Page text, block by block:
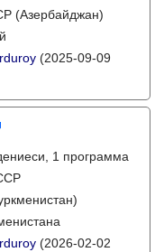
(Азербайджан)
(2025-09-09
1 программа
(2026-02-02